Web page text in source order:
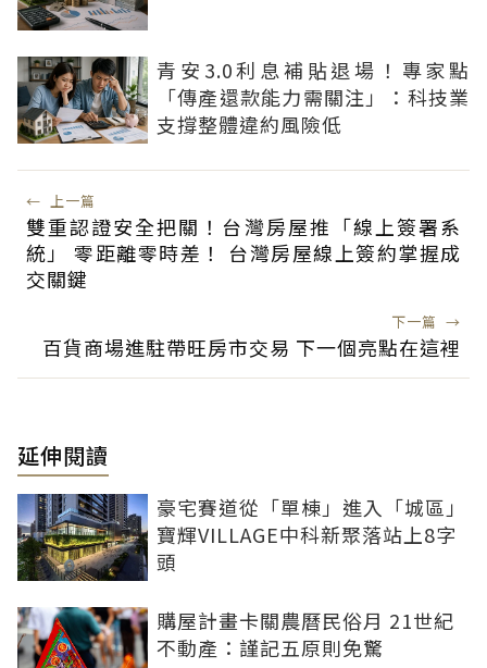
青安3.0利息補貼退場！專家點
「傳產還款能力需關注」：科技業
支撐整體違約風險低
← 上一篇
雙重認證安全把關！台灣房屋推「線上簽署系
統」 零距離零時差！ 台灣房屋線上簽約掌握成
交關鍵
下一篇 →
百貨商場進駐帶旺房市交易 下一個亮點在這裡
延伸閱讀
豪宅賽道從「單棟」進入「城區」
寶輝VILLAGE中科新聚落站上8字
頭
購屋計畫卡關農曆民俗月 21世紀
不動產：謹記五原則免驚